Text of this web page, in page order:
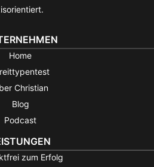
Home
Christian
Blog
Podcast
zum Erfolg